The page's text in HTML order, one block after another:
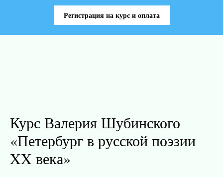
Регистрация на курс и оплата
Курс Валерия Шубинского
«Петербург в русской поэзии
XX века»